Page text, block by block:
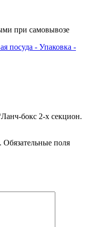
при самовывозе
посуда - Упаковка -
бокс 2-х секцион.
Обязательные поля